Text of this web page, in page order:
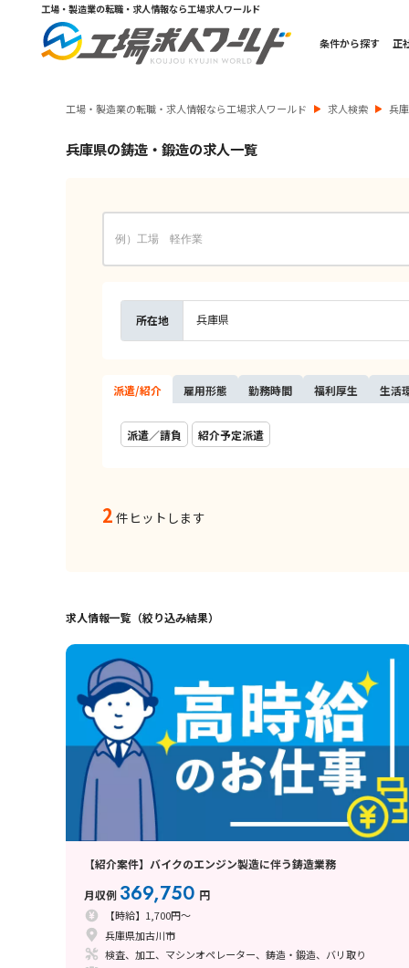
工場・製造業の転職・求人情報なら工場求人ワールド
条件から探す 正
工場・製造業の転職・求人情報なら工場求人ワールド 求人検索 兵
兵庫県の鋳造・鍛造の求人一覧
所在地 兵庫県
派遣/紹介 雇用形態 勤務時間 福利厚生 生活
派遣／請負 紹介予定派遣
2 件ヒットします
求人情報一覧（絞り込み結果）
【紹介案件】バイクのエンジン製造に伴う鋳造業務
月収例 369,750 円
【時給】1,700円～
兵庫県加古川市
検査、加工、マシンオペレーター、鋳造・鍛造、バリ取り